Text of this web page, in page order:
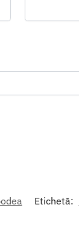
Etichetă: